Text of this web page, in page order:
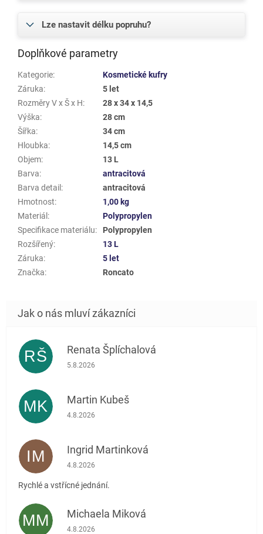
Lze nastavit délku popruhu?
Doplňkové parametry
Kategorie:
Kosmetické kufry
Záruka:
5 let
Rozměry V x Š x H:
28 x 34 x 14,5
Výška:
28 cm
Šířka:
34 cm
Hloubka:
14,5 cm
Objem:
13 L
Barva:
antracitová
Barva detail :
antracitová
Hmotnost:
1,00 kg
Materiál :
Polypropylen
Specifikace materiálu:
Polypropylen
Rozšířený:
13 L
Záruka:
5 let
Značka: Roncato
RŠ Renata Šplíchalová
Hodnocení obchodu je 5 z 5 hvězdiček.
5.8.2026
MK Martin Kubeš
Hodnocení obchodu je 5 z 5 hvězdiček.
4.8.2026
IM Ingrid Martinková
Hodnocení obchodu je 5 z 5 hvězdiček.
4.8.2026
Rychlé a vstřícné jednání.
MM Michaela Miková
Hodnocení obchodu je 5 z 5 hvězdiček.
4.8.2026